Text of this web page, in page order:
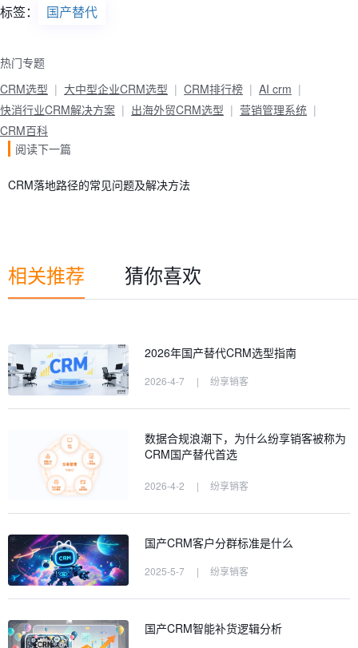
标签： 国产替代
热门专题
CRM选型
大中型企业CRM选型 CRM排行榜
AI crm
快消行业CRM解决方案
出海外贸CRM选型
营销管理系统
CRM百科
阅读下一篇
CRM落地路径的常见问题及解决方法
相关推荐 猜你喜欢
2026年国产替代CRM选型指南
2026-4-7 | 纷享销客
数据合规浪潮下，为什么纷享销客被称为
CRM国产替代首选
2026-4-2 | 纷享销客
国产CRM客户分群标准是什么
2025-5-7 | 纷享销客
国产CRM智能补货逻辑分析